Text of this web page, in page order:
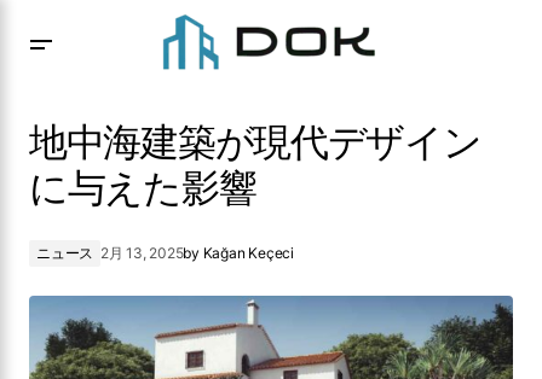
地中海建築が現代デザイン
に与えた影響
ニュース 2月 13, 2025by Kağan Keçeci